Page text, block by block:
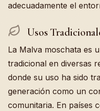
adecuadamente el
Usos
La Malva moschata es
tradicional en diversas
donde su uso ha sido
generación como un
comunitaria. En países